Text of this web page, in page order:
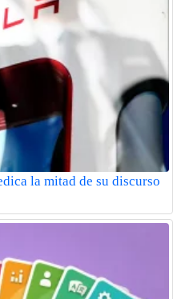
la mitad de su discurso